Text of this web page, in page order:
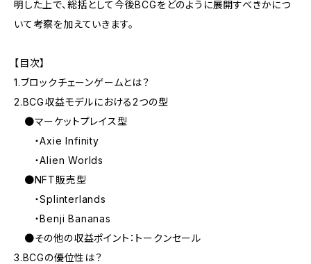
明した上で、総括として今後BCGをどのように展開すべきかにつ
いて考察を加えていきます。
【目次】
1.ブロックチェーンゲームとは？
2.BCG収益モデルにおける2つの型
●マーケットプレイス型
・Axie Infinity
・Alien Worlds
●NFT販売型
・Splinterlands
・Benji Bananas
●その他の収益ポイント：トークンセール
3.BCGの優位性は？